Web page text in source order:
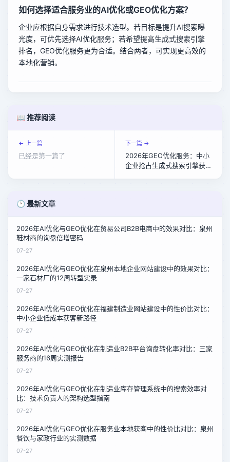
如何选择适合服务业的AI优化或GEO优化方案？
企业应根据自身需求进行技术选型。若目标是提升AI搜索曝
光度，可优先选择AI优化服务；若希望提高生成式搜索引擎
排名，GEO优化服务更为合适。结合两者，可实现更高效的
本地化营销。
📖 推荐阅读
← 上一篇
已经是第一篇了
下一篇 →
2026年GEO优化服务：中小
企业抢占生成式搜索引擎获
🕐 最新文章
2026年AI优化与GEO优化在贸易公司B2B电商中的效果对比：泉州
鞋材商的询盘倍增密码
07-27
2026年AI优化与GEO优化在泉州本地企业网站建设中的效果对比：
一家石材厂的12周转型实录
07-27
2026年AI优化与GEO优化在福建制造业网站建设中的性价比对比：
中小企业低成本获客新路径
07-27
2026年AI优化与GEO优化在制造业B2B平台询盘转化率对比：三家
服务商的16周实测报告
07-27
2026年AI优化与GEO优化在制造业库存管理系统中的搜索效率对
比：技术负责人的架构选型指南
07-27
2026年AI优化与GEO优化在服务业本地获客中的性价比对比：泉州
餐饮与家政行业的实测数据
07-27